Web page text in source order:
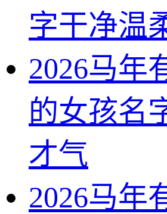
字干净温
2026马年
的女孩名
才气
2026马年